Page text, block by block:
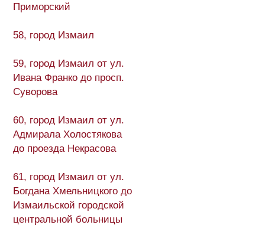
Приморский
58, город Измаил
59, город Измаил от ул.
Ивана Франко до просп.
Суворова
60, город Измаил от ул.
Адмирала Холостякова
до проезда Некрасова
61, город Измаил от ул.
Богдана Хмельницкого до
Измаильской городской
центральной больницы